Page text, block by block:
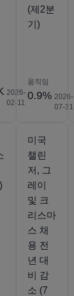
2026-
02-11
(제2분
기)
움직임
0.9% 2026-
07-31
미국
챌린
저, 그
레이
및 크
리스마
스 채
용 전
년 대
비 감
소 (7